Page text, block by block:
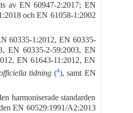
av EN 60947-2:2017; EN
och EN 61058-1:2002
60335-1:2012, EN 60335-
EN 60335-2-59:2003, EN
EN 61643-11:2012, EN
tidning (4), samt EN
harmoniserade standarden
EN 60529:1991/A2:2013